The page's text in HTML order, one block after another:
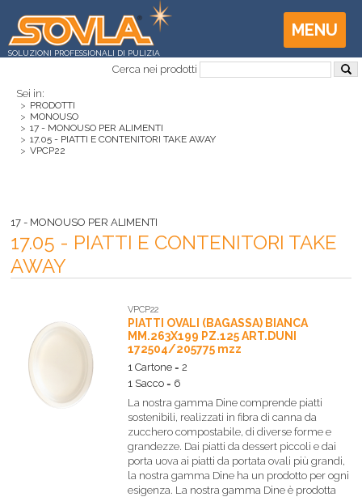
SOLUZIONI PROFESSIONALI DI PULIZIA
MENU
Cerca nei prodotti
Sei in:
> PRODOTTI
> MONOUSO
> 17 - MONOUSO PER ALIMENTI
> 17.05 - PIATTI E CONTENITORI TAKE AWAY
> VPCP22
17 - MONOUSO PER ALIMENTI
17.05 - PIATTI E CONTENITORI TAKE
AWAY
VPCP22
PIATTI OVALI (BAGASSA) BIANCA
MM.263X199 PZ.125 ART.DUNI
172504/205775 mzz
1 Cartone = 2
1 Sacco = 6
La nostra gamma Dine comprende piatti
sostenibili, realizzati in fibra di canna da
zucchero compostabile, di diverse forme e
grandezze. Dai piatti da dessert piccoli e dai
porta uova ai piatti da portata ovali più grandi,
la nostra gamma Dine ha un prodotto per ogni
esigenza. La nostra gamma Dine è prodotta